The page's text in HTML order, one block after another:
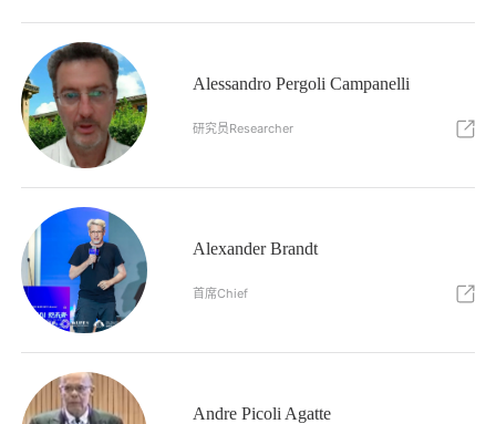
Alessandro Pergoli Campanelli
研究员Researcher
Alexander Brandt
首席Chief
Andre Picoli Agatte